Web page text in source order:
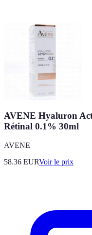
AVENE Hyaluron
Rétinal 0.1% 30ml
AVENE
58.36 EURVoir le prix